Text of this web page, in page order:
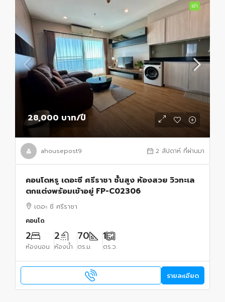
เช่า
28,000 บาท/ปี
ahousepost9 2 สัปดาห์ ที่ผ่านมา
คอนโดหรู เดอะซี ศรีราชา ชั้นสูง ห้องสวย วิวทะเล
ตกแต่งพร้อมเข้าอยู่ FP-C02306
เดอะ ซี ศรีราชา
คอนโด
2
ห้องนอน
2
ห้องน้ำ
70
ตร.ม.
1
ตร.ว.
รายละเอียด